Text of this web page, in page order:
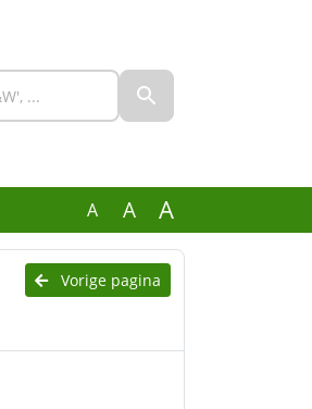
A A A
Vorige pagina